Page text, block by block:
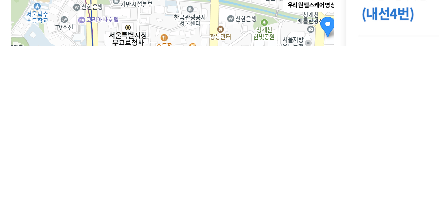
우리원헬스케어영상의학과의원